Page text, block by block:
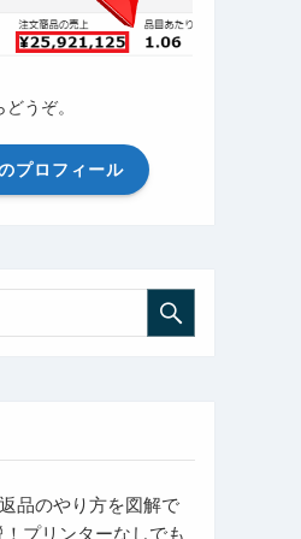
うぞ。
プロフィール
品のやり方を図解で
プリンターなしでも